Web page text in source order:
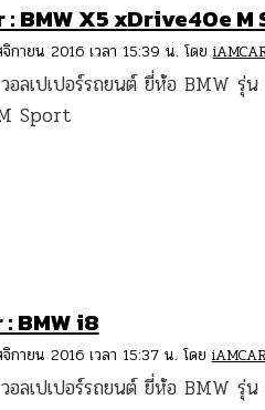
BMW X5 xDrive40e M
กายน 2016 เวลา 15:39 น. โดย
อลเปเปอร์รถยนต์ ยี่ห้อ BMW รุ่
Sport
BMW i8
กายน 2016 เวลา 15:37 น. โดย
อลเปเปอร์รถยนต์ ยี่ห้อ BMW รุ่